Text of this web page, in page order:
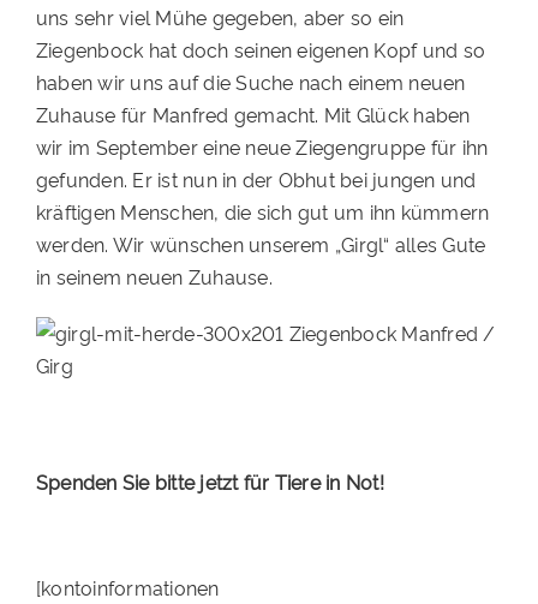
uns sehr viel Mühe gegeben, aber so ein
Ziegenbock hat doch seinen eigenen Kopf und so
haben wir uns auf die Suche nach einem neuen
Zuhause für Manfred gemacht. Mit Glück haben
wir im September eine neue Ziegengruppe für ihn
gefunden. Er ist nun in der Obhut bei jungen und
kräftigen Menschen, die sich gut um ihn kümmern
werden. Wir wünschen unserem „Girgl“ alles Gute
in seinem neuen Zuhause.
Spenden Sie bitte jetzt für Tiere in Not!
[kontoinformationen